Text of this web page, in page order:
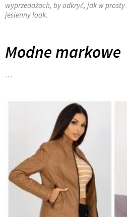
wyprzedażach, by odkryć, jak w
jesienny look.
Modne markowe
…